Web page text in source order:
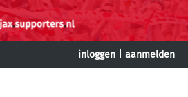
inloggen aanmelden